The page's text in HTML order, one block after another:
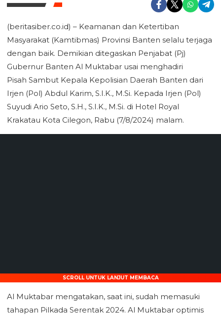
(beritasiber.co.id) – Keamanan dan Ketertiban
Masyarakat (Kamtibmas) Provinsi Banten selalu terjaga
dengan baik. Demikian ditegaskan Penjabat (Pj)
Gubernur Banten Al Muktabar usai menghadiri
Pisah Sambut Kepala Kepolisian Daerah Banten dari
Irjen (Pol) Abdul Karim, S.I.K., M.Si. Kepada Irjen (Pol)
Suyudi Ario Seto, S.H., S.I.K., M.Si. di Hotel Royal
Krakatau Kota Cilegon, Rabu (7/8/2024) malam.
SCROLL UNTUK LANJUT MEMBACA
Al Muktabar mengatakan, saat ini, sudah memasuki
tahapan Pilkada Serentak 2024. Al Muktabar optimis